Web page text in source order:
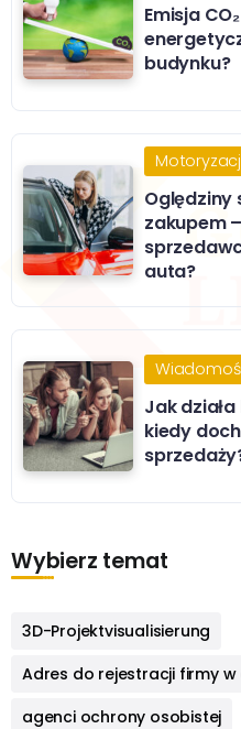
Emisja
budynku?
Oględziny
zakupem
auta?
Jak
kiedy
Wybierz temat
3D-Projektvisualisierung
Adres do rejestracji firmy
agenci ochrony osobistej